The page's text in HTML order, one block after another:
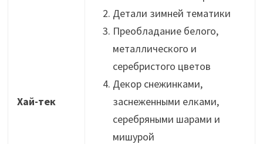
Хай-тек
Детали зимней тематики
Преобладание белого,
металлического и
серебристого цветов
Декор снежинками,
заснеженными елками,
серебряными шарами и
мишурой